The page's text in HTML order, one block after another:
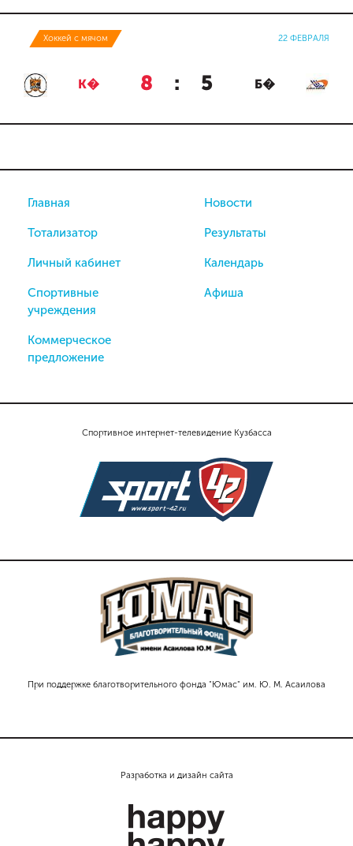
Хоккей с мячом 22 ФЕВРАЛЯ
К� 8 : 5 Б�
Спортивное интернет-телевидение Кузбасса
При поддержке благотворительного фонда "Юмас" им. Ю. М. Асаилова
Главная
Тотализатор
Личный кабинет
Спортивные
учреждения
Коммерческое
предложение
Новости
Результаты
Календарь
Афиша
Разработка и дизайн сайта